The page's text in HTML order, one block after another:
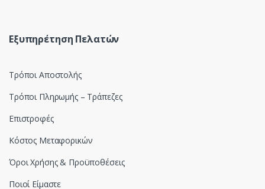
Εξυπηρέτηση Πελατών
Τρόποι Αποστολής
Τρόποι Πληρωμής – Τράπεζες
Επιστροφές
Κόστος Μεταφορικών
Όροι Χρήσης & Προϋποθέσεις
Ποιοί Είμαστε